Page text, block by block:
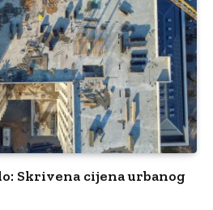
Skrivena cijena urbanog